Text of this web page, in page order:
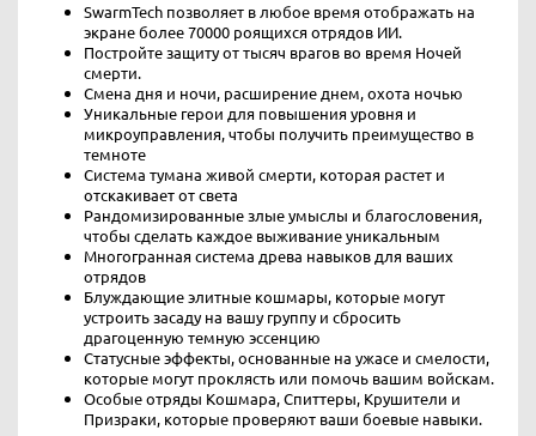
SwarmTech позволяет в любое время отображать на
экране более 70000 роящихся отрядов ИИ.
Постройте защиту от тысяч врагов во время Ночей
смерти.
Смена дня и ночи, расширение днем, охота ночью
Уникальные герои для повышения уровня и
микроуправления, чтобы получить преимущество в
темноте
Система тумана живой смерти, которая растет и
отскакивает от света
Рандомизированные злые умыслы и благословения,
чтобы сделать каждое выживание уникальным
Многогранная система древа навыков для ваших
отрядов
Блуждающие элитные кошмары, которые могут
устроить засаду на вашу группу и сбросить
драгоценную темную эссенцию
Статусные эффекты, основанные на ужасе и смелости,
которые могут проклясть или помочь вашим войскам.
Особые отряды Кошмара, Спиттеры, Крушители и
Призраки, которые проверяют ваши боевые навыки.